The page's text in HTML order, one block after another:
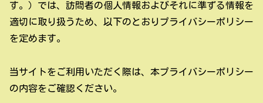
す。）では、訪問者の個人情報およびそれに準ずる情報を
適切に取り扱うため、以下のとおりプライバシーポリシー
を定めます。
当サイトをご利用いただく際は、本プライバシーポリシー
の内容をご確認ください。